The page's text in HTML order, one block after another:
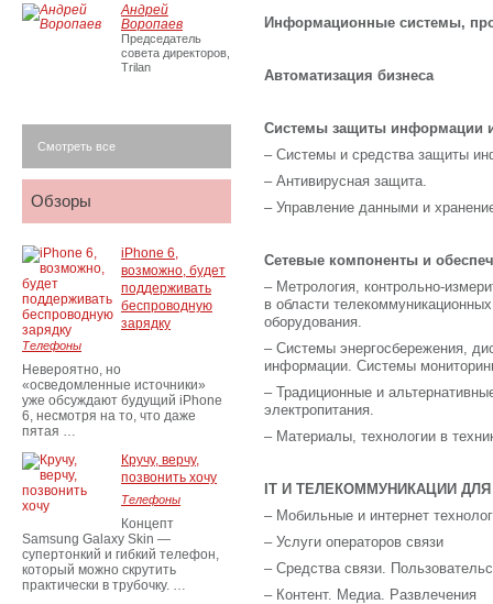
Информационные системы,
Автоматизация бизнеса
Системы защиты информации
– Системы и средства защиты
– Антивирусная защита.
– Управление данными и
Сетевые компоненты и
– Метрология, контрольно-
в области
оборудования.
– Системы энергосбережения,
информации. Системы
– Традиционные и
электропитания.
– Материалы, технологии в
IT И ТЕЛЕКОММУНИКАЦИИ
– Мобильные и интернет
– Услуги операторов связи
– Средства связи.
– Контент. Медиа. Развлечения
Андрей
Воропаев
Председатель
совета директоров,
Trilan
Смотреть все
Обзоры
iPhone 6,
возможно, будет
поддерживать
беспроводную
зарядку
Телефоны
Невероятно, но
«осведомленные источники»
уже обсуждают будущий iPhone
6, несмотря на то, что даже
пятая …
Кручу, верчу,
позвонить хочу
Телефоны
Концепт
Samsung Galaxy Skin —
супертонкий и гибкий телефон,
который можно скрутить
практически в трубочку. …